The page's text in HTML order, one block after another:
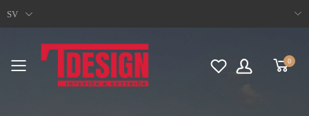
SV
Toggle mobile menu
0